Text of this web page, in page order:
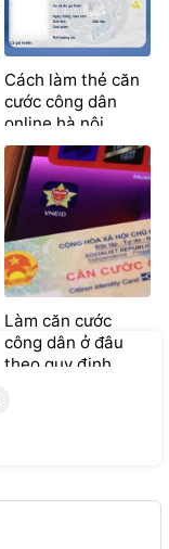
Cách làm thẻ căn
cước công dân
online hà nội
nhanh nhất
Làm căn cước
công dân ở đâu
theo quy định